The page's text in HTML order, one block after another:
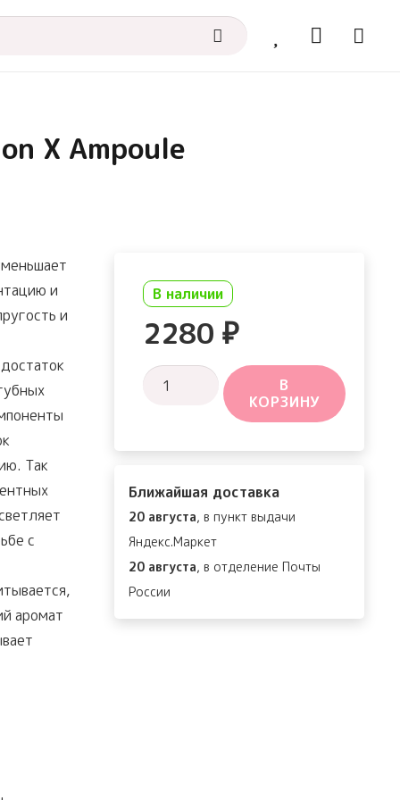
X Ampoule
и
и
Так
с
аромат
В наличии
2280 ₽
Количество
X
В
КОРЗИНУ
Ближайшая доставка
20 августа, в пункт выдачи
Яндекс.Маркет
20 августа, в отделение Почты
России